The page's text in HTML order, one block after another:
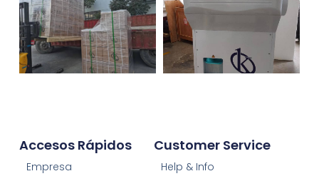
Customer Service
Help & Info
Accesos Rápidos
Empresa